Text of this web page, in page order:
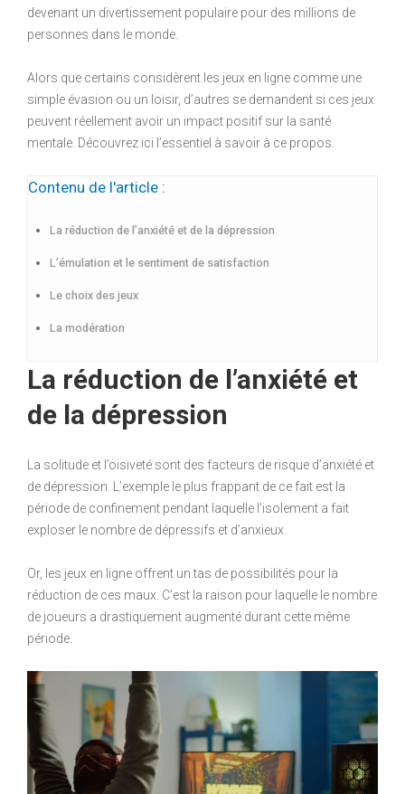
devenant un divertissement populaire pour des millions de
personnes dans le monde.
Alors que certains considèrent les jeux en ligne comme une
simple évasion ou un loisir, d’autres se demandent si ces jeux
peuvent réellement avoir un impact positif sur la santé
mentale. Découvrez ici l’essentiel à savoir à ce propos.
Contenu de l'article :
La réduction de l’anxiété et de la dépression
L’émulation et le sentiment de satisfaction
Le choix des jeux
La modération
La réduction de l’anxiété et
de la dépression
La solitude et l’oisiveté sont des facteurs de risque d’anxiété et
de dépression. L’exemple le plus frappant de ce fait est la
période de confinement pendant laquelle l’isolement a fait
exploser le nombre de dépressifs et d’anxieux.
Or, les jeux en ligne offrent un tas de possibilités pour la
réduction de ces maux. C’est la raison pour laquelle le nombre
de joueurs a drastiquement augmenté durant cette même
période.